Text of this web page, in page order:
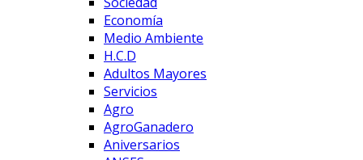
Economía
Medio Ambiente
H.C.D
Adultos Mayores
Servicios
Agro
AgroGanadero
Aniversarios